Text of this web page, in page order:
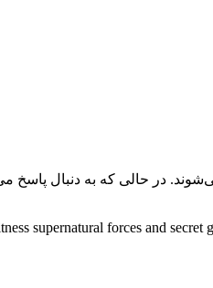
دولت می‌شوند. در حالی که به
supernatural forces and